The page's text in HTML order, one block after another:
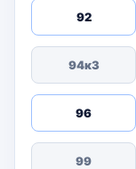
92
94к3
96
99